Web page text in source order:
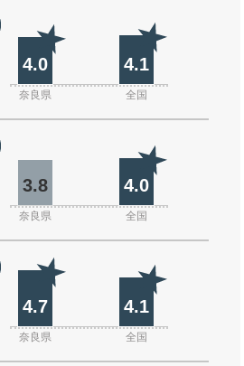
4.0 4.1
奈良県 全国
3.8 4.0
奈良県 全国
4.7 4.1
奈良県 全国